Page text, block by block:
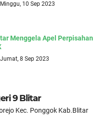
10 Sep 2023
Menggela Apel Perpisahan
8 Sep 2023
9 Blitar
Kec. Ponggok Kab.Blitar